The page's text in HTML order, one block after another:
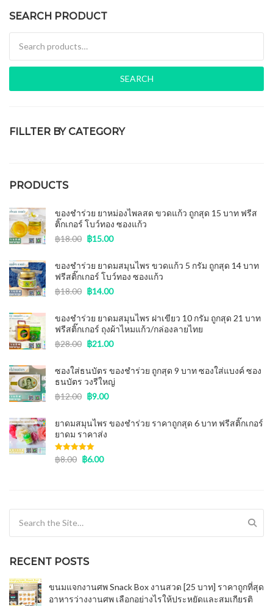
SEARCH PRODUCT
SEARCH
FILLTER BY CATEGORY
PRODUCTS
ของชำร่วย ยาหม่องไพลสด ขวดแก้ว ถูกสุด 15 บาท ฟรีส
ติ๊กเกอร์ โบว์ทอง ซองแก้ว
฿18.00 ฿15.00
ของชำร่วย ยาดมสมุนไพร ขวดแก้ว 5 กรัม ถูกสุด 14 บาท
ฟรีสติ๊กเกอร์ โบว์ทอง ซองแก้ว
฿18.00 ฿14.00
ของชําร่วย ยาดมสมุนไพร ฝาเขียว 10 กรัม ถูกสุด 21 บาท
ฟรีสติ๊กเกอร์ ถุงผ้าไหมแก้ว/กล่องลายไทย
฿28.00 ฿21.00
ซองใส่ธนบัตร ของชําร่วย ถูกสุด 9 บาท ซองใส่แบงค์ ซอง
ธนบัตร วงรีใหญ่
฿12.00 ฿9.00
ยาดมสมุนไพร ของชำร่วย ราคาถูกสุด 6 บาท ฟรีสติ๊กเกอร์
ยาดม ราคาส่ง
Rated5.00
out of 5
฿8.00 ฿6.00
RECENT POSTS
ขนมแจกงานศพ Snack Box งานสวด [25 บาท] ราคาถูกที่สุด
อาหารว่างงานศพ เลือกอย่างไรให้ประหยัดและสมเกียรติ